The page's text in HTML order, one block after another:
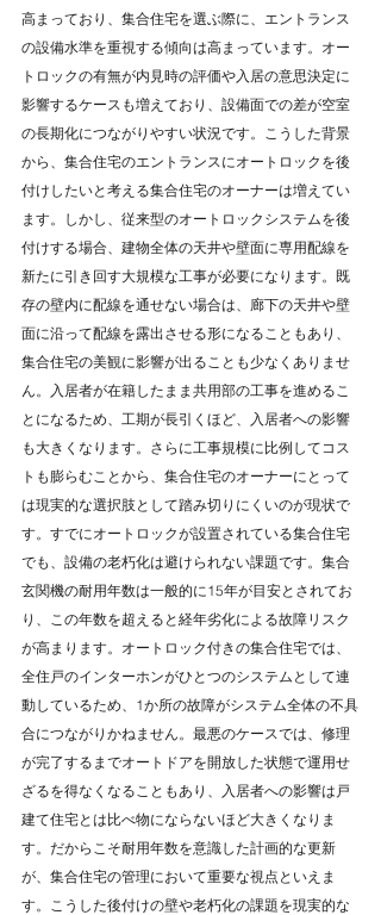
高まっており、集合住宅を選ぶ際に、エントランス
の設備水準を重視する傾向は高まっています。オー
トロックの有無が内見時の評価や入居の意思決定に
影響するケースも増えており、設備面での差が空室
の長期化につながりやすい状況です。こうした背景
から、集合住宅のエントランスにオートロックを後
付けしたいと考える集合住宅のオーナーは増えてい
ます。しかし、従来型のオートロックシステムを後
付けする場合、建物全体の天井や壁面に専用配線を
新たに引き回す大規模な工事が必要になります。既
存の壁内に配線を通せない場合は、廊下の天井や壁
面に沿って配線を露出させる形になることもあり、
集合住宅の美観に影響が出ることも少なくありませ
ん。入居者が在籍したまま共用部の工事を進めるこ
とになるため、工期が長引くほど、入居者への影響
も大きくなります。さらに工事規模に比例してコス
トも膨らむことから、集合住宅のオーナーにとって
は現実的な選択肢として踏み切りにくいのが現状で
す。すでにオートロックが設置されている集合住宅
でも、設備の老朽化は避けられない課題です。集合
玄関機の耐用年数は一般的に15年が目安とされてお
り、この年数を超えると経年劣化による故障リスク
が高まります。オートロック付きの集合住宅では、
全住戸のインターホンがひとつのシステムとして連
動しているため、1か所の故障がシステム全体の不具
合につながりかねません。最悪のケースでは、修理
が完了するまでオートドアを開放した状態で運用せ
ざるを得なくなることもあり、入居者への影響は戸
建て住宅とは比べ物にならないほど大きくなりま
す。だからこそ耐用年数を意識した計画的な更新
が、集合住宅の管理において重要な視点といえま
す。こうした後付けの壁や老朽化の課題を現実的な